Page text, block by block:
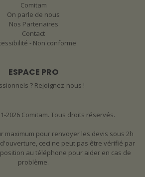
Comitam
On parle de nous
Nos Partenaires
Contact
- Non conforme
ESPACE PRO
? Rejoignez-nous !
2026 Comitam. Tous droits réservés.
maximum pour renvoyer les devis sous 2h
ceci ne peut pas être vérifié par
au téléphone pour aider en cas de
problème.